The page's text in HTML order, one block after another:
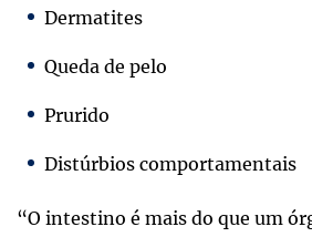
Dermatites
Queda de pelo
Prurido
Distúrbios comportamentais
“O intestino é mais do que um